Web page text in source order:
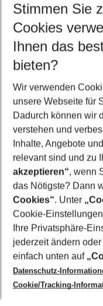
Abflughafen wählen
Beliebiger
Reisezeitraum
10.08.26–
2 Erwachsene
Footer
Footer navigation
Über uns
AGB
Cookie-
Cookie-Richtlinie
Datenschutz
Service & Hilfe
Barrierefreies Reisen
Check-in
Folgen Sie uns
Stimmen Sie
Cookies
Ihnen das
bieten?
Wir verwenden
unsere Webseite für
Dadurch können wir
verstehen und
Inhalte, Angebote
relevant sind und zu
akzeptieren“, wenn
das Nötigste? Dann
Cookies“. Unter
Cookie-
Ihre Privatsphäre-
jederzeit ändern
einfach unten auf
Datenschutz-
Cookie/Tracking-